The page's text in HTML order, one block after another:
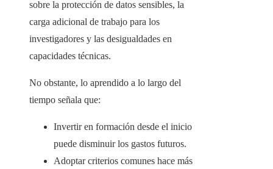
sobre la protección de datos sensibles, la
carga adicional de trabajo para los
investigadores y las desigualdades en
capacidades técnicas.
No obstante, lo aprendido a lo largo del
tiempo señala que:
Invertir en formación desde el inicio
puede disminuir los gastos futuros.
Adoptar criterios comunes hace más